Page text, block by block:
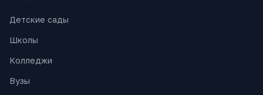
Детские сады
Школы
Колледжи
Вузы